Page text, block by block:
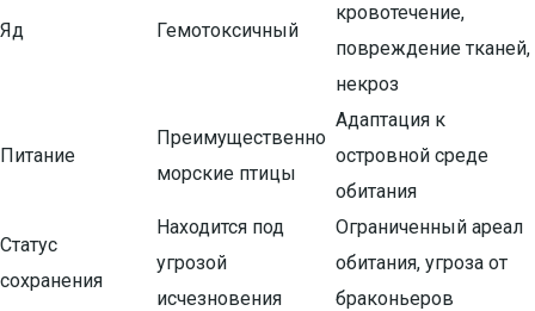
Яд Гемотоксичный
кровотечение,
повреждение тканей,
некроз
Питание
Преимущественно
морские птицы
Адаптация к
островной среде
обитания
Статус
сохранения
Находится под
угрозой
исчезновения
Ограниченный ареал
обитания, угроза от
браконьеров